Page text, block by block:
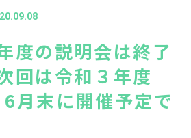
Topics
図書蔵書検索
の説明会は終了
回は令和３年度
6月末に開催予定で